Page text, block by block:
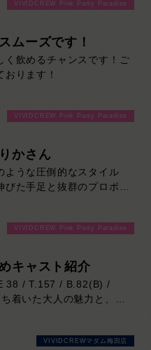
VIVIDCREW Pink Party Paradise
ムーズです！
く飲めるチャンスです！ご
おります！
VIVIDCREW Pink Party Paradise
かさん
ような圧倒的なスタイル
びた手足と抜群のプロポー
囲気も魅力のひとつ。初め
ていただけます。気になる
ちしております！
VIVIDCREW Pink Party Paradise
キャスト紹介
38 / T.157 / B.82(B) /
着いた大人の魅力と、思
スで優しく、自然体で過ご
VIVIDCREWマダム梅田店